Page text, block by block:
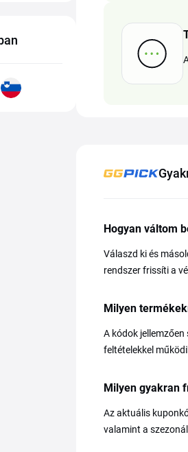
Hogyan váltom
Válaszd ki és
rendszer frissíti a
Milyen
A kódok
feltételekkel
Milyen gyakran
Az aktuális
valamint a